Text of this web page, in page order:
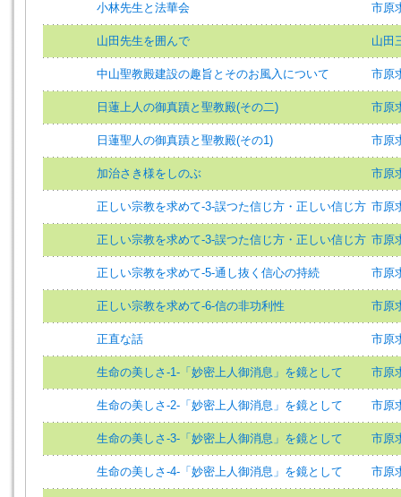
小林先生と法華会 市原
山田先生を囲んで 山田
中山聖教殿建設の趣旨とそのお風入について 市原
日蓮上人の御真蹟と聖教殿(その二) 市原
日蓮聖人の御真蹟と聖教殿(その1) 市原
加治さき様をしのぶ 市原
正しい宗教を求めて-3-誤つた信じ方・正しい信じ方 市原
正しい宗教を求めて-3-誤つた信じ方・正しい信じ方 市原
正しい宗教を求めて-5-通し抜く信心の持続 市原
正しい宗教を求めて-6-信の非功利性 市原
正直な話 市原
生命の美しさ-1-「妙密上人御消息」を鏡として 市原
生命の美しさ-2-「妙密上人御消息」を鏡として 市原
生命の美しさ-3-「妙密上人御消息」を鏡として 市原
生命の美しさ-4-「妙密上人御消息」を鏡として 市原